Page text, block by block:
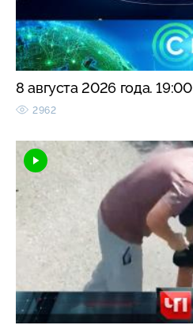
8 августа 2026 года. 19:00
2962